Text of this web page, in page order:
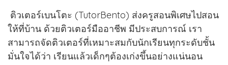
ติวเตอร์เบนโตะ (TutorBento) ส่งครูสอนพิเศษไปสอน
ให้ที่บ้าน ด้วยติวเตอร์มืออาชีพ มีประสบการณ์ เรา
สามารถจัดติวเตอร์ที่เหมาะสมกับนักเรียนทุกระดับชั้น
มั่นใจได้ว่า เรียนแล้วเด็กๆต้องเก่งขึ้นอย่างแน่นอน